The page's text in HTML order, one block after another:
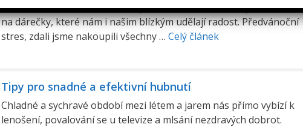
starostí. Všichni se těšíme na společně strávené chvilky s rodinou,
na dárečky, které nám i našim blízkým udělají radost. Předvánoční
stres, zdali jsme nakoupili všechny … Celý článek
Tipy pro snadné a efektivní hubnutí
Chladné a sychravé období mezi létem a jarem nás přímo vybízí k
lenošení, povalování se u televize a mlsání nezdravých dobrot.